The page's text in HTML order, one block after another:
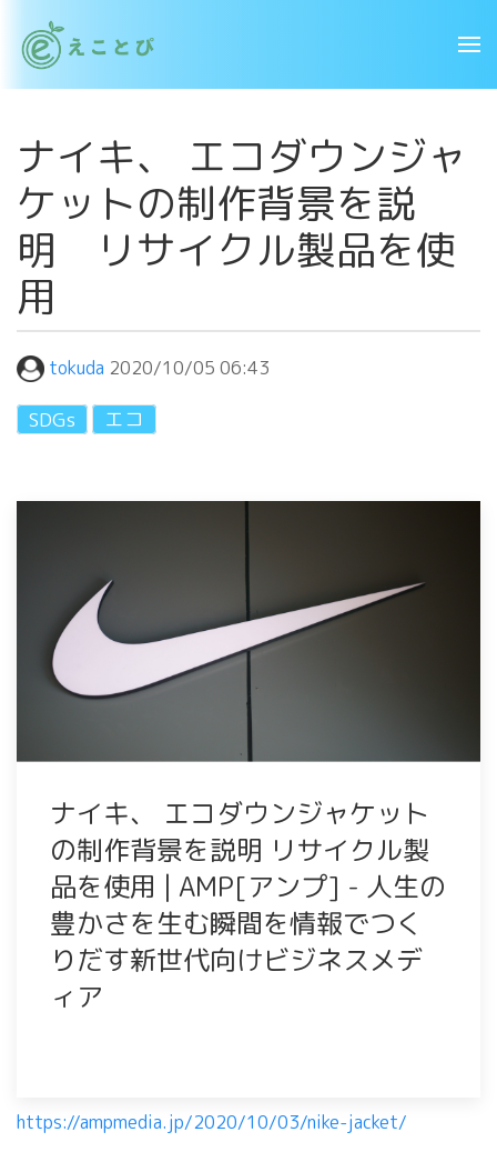
ナイキ、 エコダウンジャ
ケットの制作背景を説
明 リサイクル製品を使
用
tokuda 2020/10/05 06:43
SDGs エコ
ナイキ、 エコダウンジャケット
の制作背景を説明 リサイクル製
品を使用 | AMP[アンプ] - 人生の
豊かさを生む瞬間を情報でつく
りだす新世代向けビジネスメデ
ィア
https://ampmedia.jp/2020/10/03/nike-jacket/